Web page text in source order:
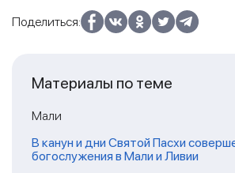
Поделиться:
Материалы по теме
Мали
В канун и дни Святой Пасхи
богослужения в Мали и Ливии